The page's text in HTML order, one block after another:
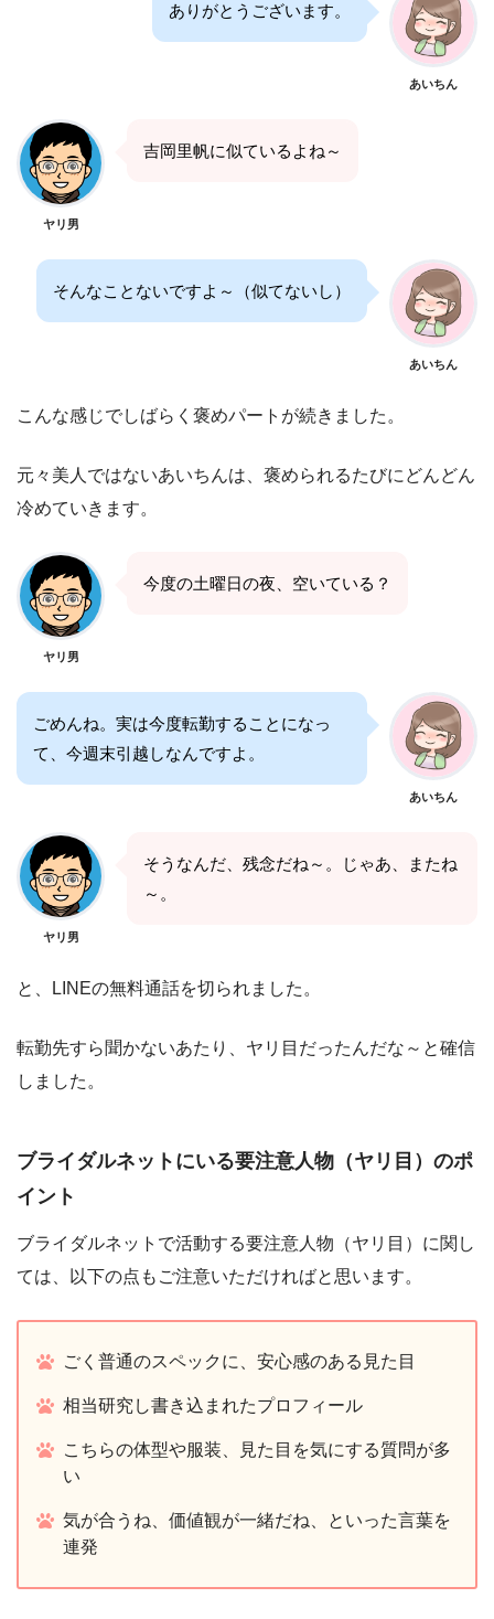
ありがとうございます。
あいちん
ヤリ男
吉岡里帆に似ているよね～
そんなことないですよ～（似てないし）
あいちん
こんな感じでしばらく褒めパートが続きました。
元々美人ではないあいちんは、褒められるたびにどんどん
冷めていきます。
ヤリ男
今度の土曜日の夜、空いている？
ごめんね。実は今度転勤することになっ
て、今週末引越しなんですよ。
あいちん
ヤリ男
そうなんだ、残念だね～。じゃあ、またね
～。
と、LINEの無料通話を切られました。
転勤先すら聞かないあたり、ヤリ目だったんだな～と確信
しました。
ブライダルネットにいる要注意人物（ヤリ目）のポ
イント
ブライダルネットで活動する要注意人物（ヤリ目）に関し
ては、以下の点もご注意いただければと思います。
ごく普通のスペックに、安心感のある見た目
相当研究し書き込まれたプロフィール
こちらの体型や服装、見た目を気にする質問が多
い
気が合うね、価値観が一緒だね、といった言葉を
連発